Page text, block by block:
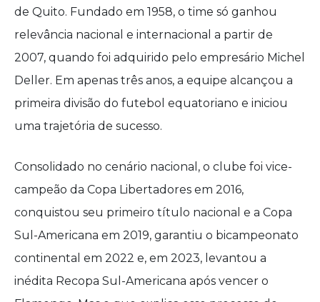
de Quito. Fundado em 1958, o time só ganhou
relevância nacional e internacional a partir de
2007, quando foi adquirido pelo empresário Michel
Deller. Em apenas três anos, a equipe alcançou a
primeira divisão do futebol equatoriano e iniciou
uma trajetória de sucesso.
Consolidado no cenário nacional, o clube foi vice-
campeão da Copa Libertadores em 2016,
conquistou seu primeiro título nacional e a Copa
Sul-Americana em 2019, garantiu o bicampeonato
continental em 2022 e, em 2023, levantou a
inédita Recopa Sul-Americana após vencer o